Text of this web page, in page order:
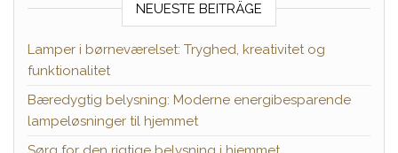
NEUESTE BEITRÄGE
Lamper i børneværelset: Tryghed, kreativitet og
funktionalitet
Bæredygtig belysning: Moderne energibesparende
lampeløsninger til hjemmet